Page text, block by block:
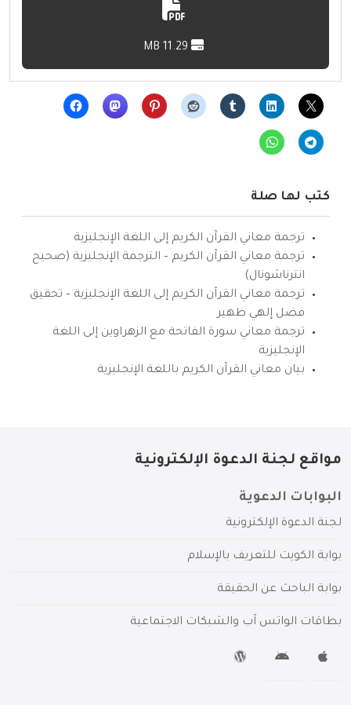
كتب لها صلة
ترجمة معاني القرآن الكريم إلى اللغة الإنجليزية
ترجمة معاني القرآن الكريم – الترجمة الإنجليزية (صحيح
انترناشونال)
ترجمة معاني القرآن الكريم إلى اللغة الإنجليزية – تحقيق
فضل إلهي ظهير
ترجمة معاني سورة الفاتحة مع الزهراوين إلى اللغة
الإنجليزية
بيان معاني القرآن الكريم باللغة الإنجليزية
مواقع لجنة الدعوة الإلكترونية
البوابات الدعوية
لجنة الدعوة الإلكترونية
بوابة الكويت للتعريف بالإسلام
بوابة الباحث عن الحقيقة
بطاقات الواتس آب والشبكات الاجتماعية